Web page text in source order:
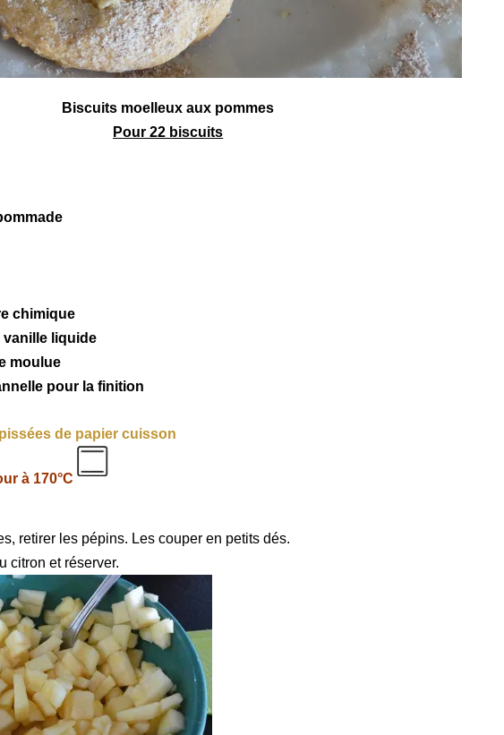
Biscuits moelleux aux pommes
Pour 22 biscuits
chimique
vanille liquide
moulue
pour la finition
de papier cuisson
à 170°C
retirer les pépins. Les couper en petits dés.
citron et réserver.